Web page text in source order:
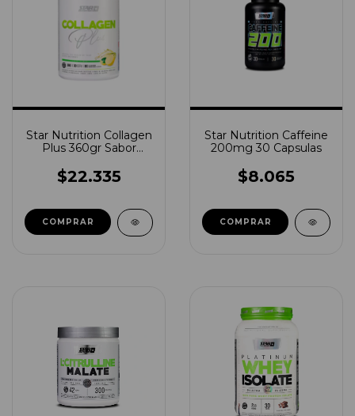
Star Nutrition Collagen
Plus 360gr Sabor
$22.335
Star Nutrition Caffeine
200mg 30 Capsulas
$8.065